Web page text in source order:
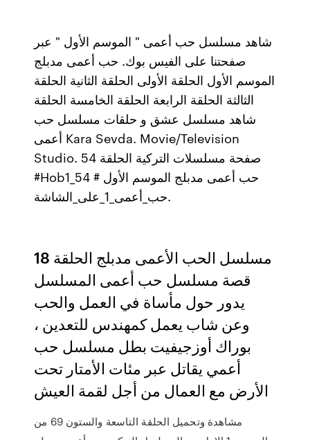
شاهد مسلسل حب أعمى " الموسم الأول " عبر
صفحتنا على الفيس بوك. حب أعمى مدبلج
الموسم الأول الحلقة الأولى الحلقة الثانية الحلقة
الثالثة الحلقة الرابعة الحلقة الخامسة الحلقة
شاهد مسلسل عشق و حلقات مسلسل حب
أعمى Kara Sevda. Movie/Television
Studio. صفحة مسلسلات التركية الحلقة 54
‪#Hob1_54 حب أعمى مدبلج الموسم الأول #
حب_أعمى_1_على_الشاشة‬.
مسلسل الحب الأعمى مدبلج الحلقة 18
قصة مسلسل حب أعمى المسلسل
يدور حول مأساة في العمل والحب
وعن شاب يعمل كمهندس للتعدين ،
بوراك أوزجيفيت بطل مسلسل حب
أعمي يقاتل عبر مئات الأمتار تحت
الأرض مع العمال من أجل لقمة العيش
مشاهدة وتحميل الحلقة التاسعة والستون 69 من